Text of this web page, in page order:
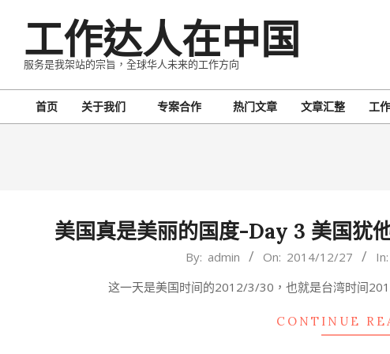
content工作达人在中国
服务是我架站的宗旨，全球华人未来的工作方向
Primary
首页 关于我们 专案合作 热门文章 文章汇整 工
美国真是美丽的国度-Day 3 美国犹
By: admin On: 2014/12/27 In:
这一天是美国时间的2012/3/30，也就是台湾时间
CONTINUE